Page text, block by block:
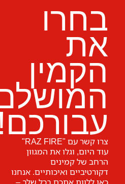
בחרו
את
הקמין
צרו קשר עם "RAZ FIRE"
עוד היום, וגלו את המגוון
הרחב של קמינים
דקורטיביים ואיכותיים. אנחנו
כאן ללוות אתכם בכל שלב –